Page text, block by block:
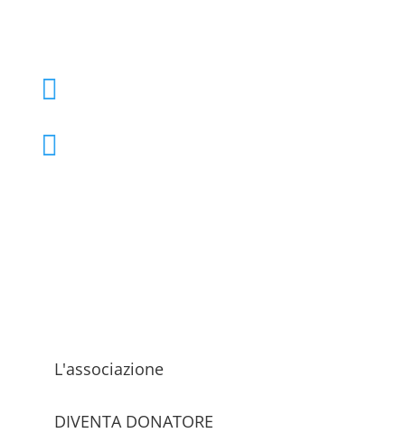


L'associazione
DIVENTA DONATORE